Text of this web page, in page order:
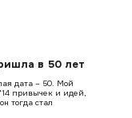
в 50 лет
дата – 50. Мой
привычек и идей,
тогда стал